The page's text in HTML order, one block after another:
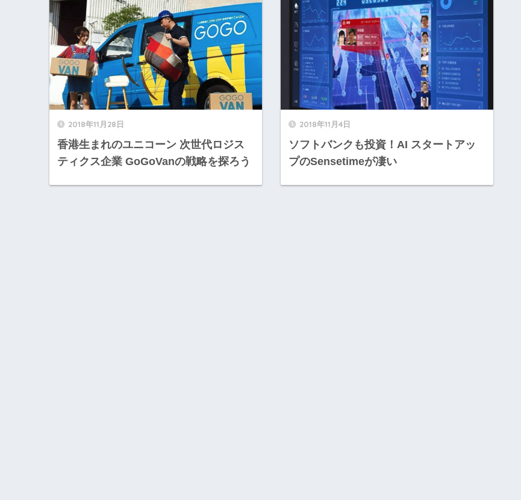
2018年11月28日
香港生まれのユニコーン 次世代ロジス
ティクス企業 GoGoVanの戦略を探ろう
2018年11月4日
ソフトバンクも投資！AI スタートアッ
プのSensetimeが凄い